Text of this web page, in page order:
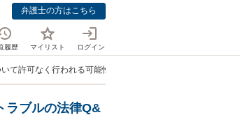
弁護士の方はこちら
履歴 マイリスト ログイン
て許可なく行われる可能性はありますか？」
ラブルの法律Q&